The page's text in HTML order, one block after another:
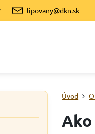
lipovany@dkn.sk
Úvod